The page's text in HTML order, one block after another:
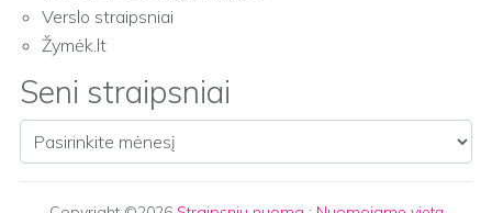
Verslo straipsniai
Žymėk.lt
Seni straipsniai
Seni straipsniai